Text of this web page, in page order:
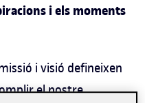
i els moments
i visió defineixen
el nostre